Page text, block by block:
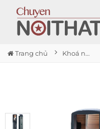
Trang chủ Khoá nhận diện khuôn mặt